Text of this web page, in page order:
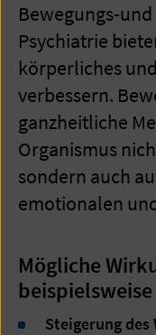
Bewegungs-
Psychiatrie
körperliches
verbessern.
ganzheitliche
Organismus
sondern auch
emotionalen
Mögliche
beispielsweise
Steigerung